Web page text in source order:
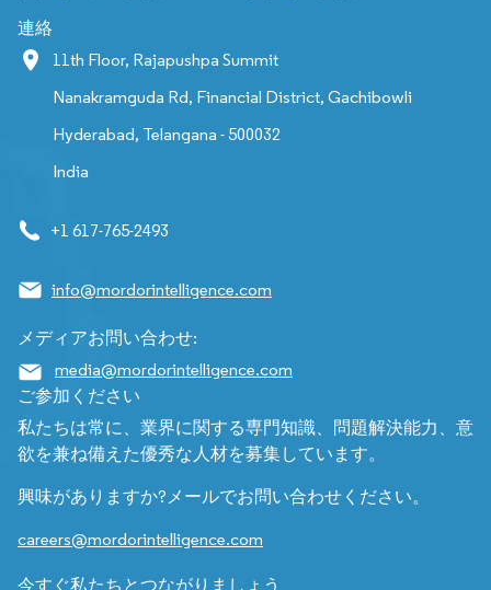
連絡
11th Floor, Rajapushpa Summit
Nanakramguda Rd, Financial District, Gachibowli
Hyderabad, Telangana - 500032
India
+1 617-765-2493
info@mordorintelligence.com
メディアお問い合わせ:
media@mordorintelligence.com
ご参加ください
私たちは常に、業界に関する専門知識、問題解決能力、意
欲を兼ね備えた優秀な人材を募集しています。
興味がありますか?メールでお問い合わせください。
careers@mordorintelligence.com
今すぐ私たちとつながりましょう